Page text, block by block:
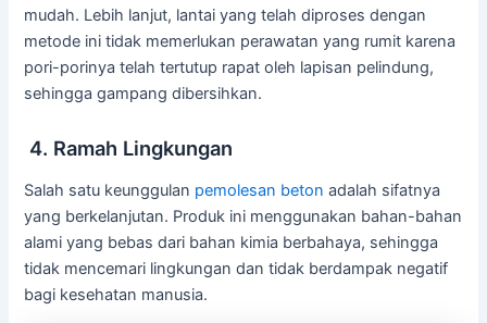
mudah. Lebih lanjut, lantai yang telah diproses dengan
metode ini tidak memerlukan perawatan yang rumit karena
pori-porinya telah tertutup rapat oleh lapisan pelindung,
sehingga gampang dibersihkan.
4. Ramah Lingkungan
Salah satu keunggulan pemolesan beton adalah sifatnya
yang berkelanjutan. Produk ini menggunakan bahan-bahan
alami yang bebas dari bahan kimia berbahaya, sehingga
tidak mencemari lingkungan dan tidak berdampak negatif
bagi kesehatan manusia.